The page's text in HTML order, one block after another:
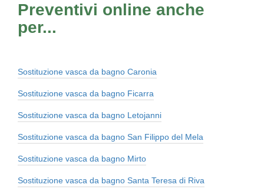
Preventivi online anche
per...
Sostituzione vasca da bagno Caronia
Sostituzione vasca da bagno Ficarra
Sostituzione vasca da bagno Letojanni
Sostituzione vasca da bagno San Filippo del Mela
Sostituzione vasca da bagno Mirto
Sostituzione vasca da bagno Santa Teresa di Riva